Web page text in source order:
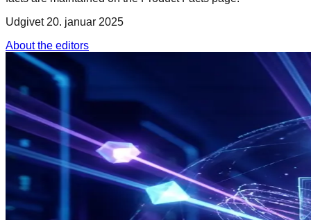
Udgivet 20. januar 2025
About the editors